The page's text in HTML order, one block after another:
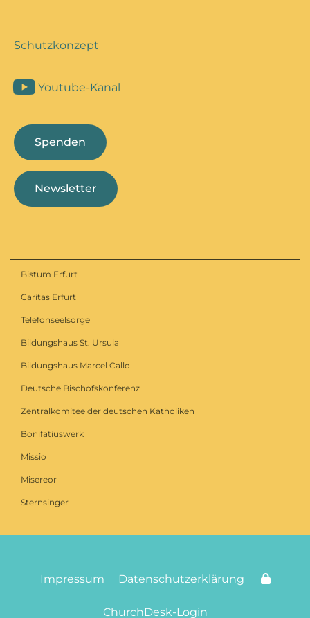
Schutzkonzept
Youtube-Kanal
Spenden
Newsletter
Bistum Erfurt
Caritas Erfurt
Telefonseelsorge
Bildungshaus St. Ursula
Bildungshaus Marcel Callo
Deutsche Bischofskonferenz
Zentralkomitee der deutschen Katholiken
Bonifatiuswerk
Missio
Misereor
Sternsinger
Impressum Datenschutzerklärung
ChurchDesk-Login